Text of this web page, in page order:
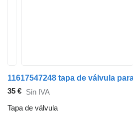
35 € Sin IVA
Tapa de válvula